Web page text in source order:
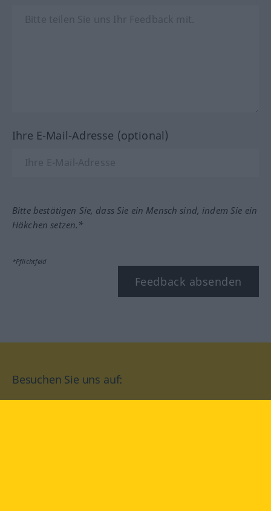
Ihre E-Mail-Adresse (optional)
Bitte bestätigen Sie, dass Sie ein Mensch sind, indem Sie ein
Häkchen setzen.*
*Pflichtfeld
Feedback absenden
Besuchen Sie uns auf: